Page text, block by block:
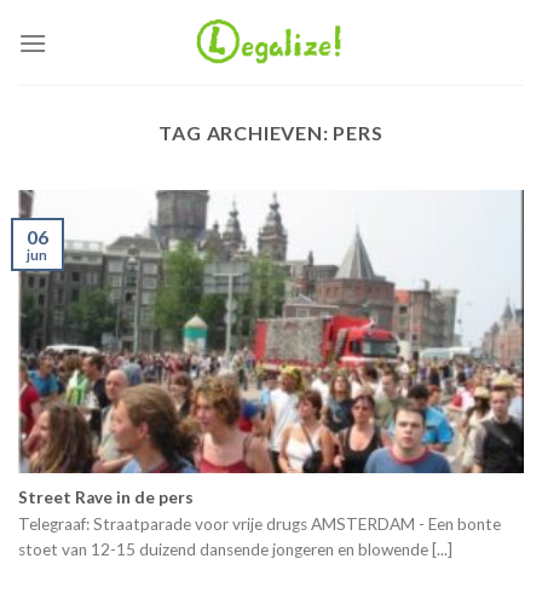
naar
TAG ARCHIEVEN: PERS
Street Rave in de pers
Telegraaf: Straatparade voor vrije drugs AMSTERDAM - Een bonte
stoet van 12-15 duizend dansende jongeren en blowende [...]
06
jun